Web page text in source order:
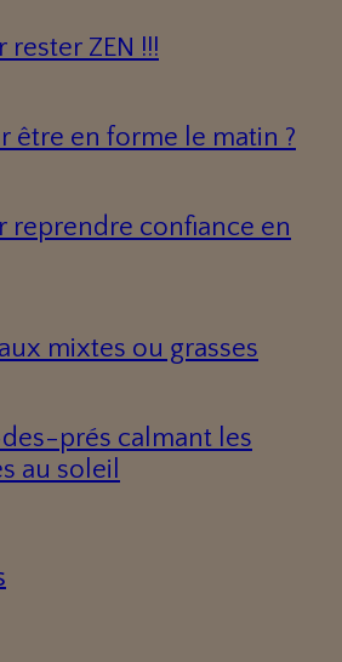
ZEN !!!
être en forme le matin ?
reprendre confiance en
mixtes ou grasses
prés calmant les
au soleil